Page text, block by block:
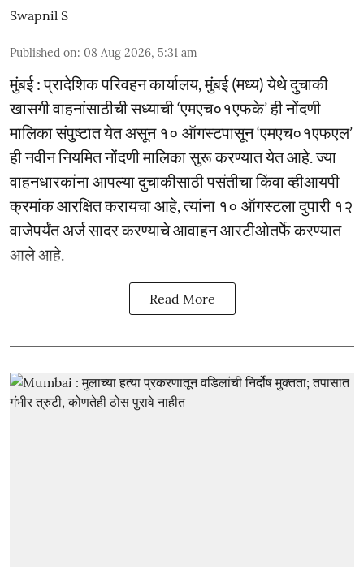
Swapnil S
Published on: 08 Aug 2026, 5:31 am
मुंबई : प्रादेशिक परिवहन कार्यालय, मुंबई (मध्य) येथे दुचाकी
खासगी वाहनांसाठीची सध्याची ‘एमएच०१एफके’ ही नोंदणी
मालिका संपुष्टात येत असून १० ऑगस्टपासून ‘एमएच०१एफएल’
ही नवीन नियमित नोंदणी मालिका सुरू करण्यात येत आहे. ज्या
वाहनधारकांना आपल्या दुचाकीसाठी पसंतीचा किंवा व्हीआयपी
क्रमांक आरक्षित करायचा आहे, त्यांना १० ऑगस्टला दुपारी १२
वाजेपर्यंत अर्ज सादर करण्याचे आवाहन आरटीओतर्फे करण्यात
आले आहे.
Read More